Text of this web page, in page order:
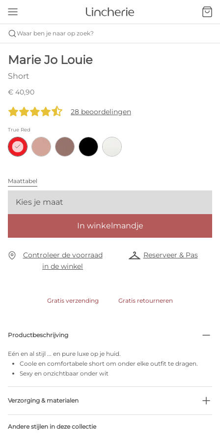
Waar ben je naar op zoek?
Marie Jo Louie
Short
€ 40,90
28 beoordelingen
True Red
Maattabel
Kies je maat
In winkelmandje
Controleer de voorraad
in de winkel
Reserveer & Pas
Gratis verzending Gratis retourneren
Productbeschrijving
Eén en al stijl ... en pure luxe op je huid.
Coole en comfortabele short om onder elke outfit te dragen.
Sexy en onzichtbaar onder wit
Verzorging & materialen
Geen professionele reiniging
Andere stijlen in deze collectie